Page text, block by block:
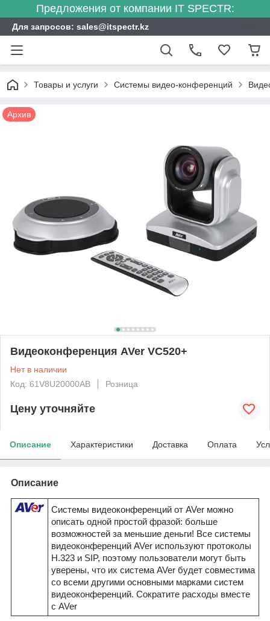
Предложения от компании IT SPECTR:
Для запросов: sales@itspectr.kz
Товары и услуги Системы видео-конференций
Архив
Видеоконференция AVer VC520+
Нет в наличии
Код: 61V8U20000AB
Розница
Цену уточняйте
Описание Характеристики Доставка Оплата
Описание
Системы видеоконференций от AVer можно
описать одной простой фразой: больше
возможностей за меньшие деньги! Все системы
видеоконференций AVer используют протоколы
H.323 и SIP, поэтому пользователи могут быть
уверены, что их система AVer будет совместима
со всеми другими основными марками систем
видеоконференций. Сократите расходы вместе
с AVer